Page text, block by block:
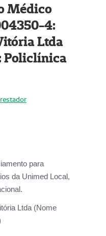
Médico
4:
Ltda
Policlínica
para
da Unimed Local,
Ltda (Nome